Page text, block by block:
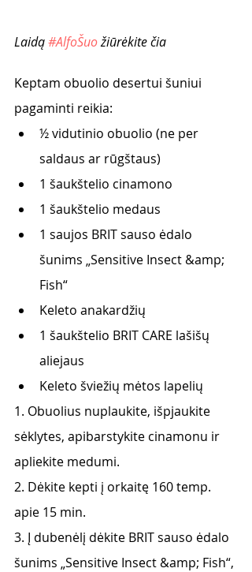
Laidą #AlfoŠuo žiūrėkite čia
Keptam obuolio desertui šuniui
pagaminti reikia:
½ vidutinio obuolio (ne per
saldaus ar rūgštaus)
1 šaukštelio cinamono
1 šaukštelio medaus
1 saujos BRIT sauso ėdalo
šunims „Sensitive Insect &amp;
Fish“
Keleto anakardžių
1 šaukštelio BRIT CARE lašišų
aliejaus
Keleto šviežių mėtos lapelių
1. Obuolius nuplaukite, išpjaukite
sėklytes, apibarstykite cinamonu ir
apliekite medumi.
2. Dėkite kepti į orkaitę 160 temp.
apie 15 min.
3. Į dubenėlį dėkite BRIT sauso ėdalo
šunims „Sensitive Insect &amp; Fish“,